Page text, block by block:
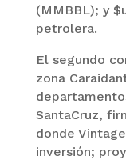
(MMBBL); y
petrolera.
El segundo
zona
SantaCruz,
donde
inversión;